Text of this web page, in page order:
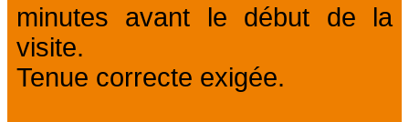
minutes avant le début de la
visite.
Tenue correcte exigée.